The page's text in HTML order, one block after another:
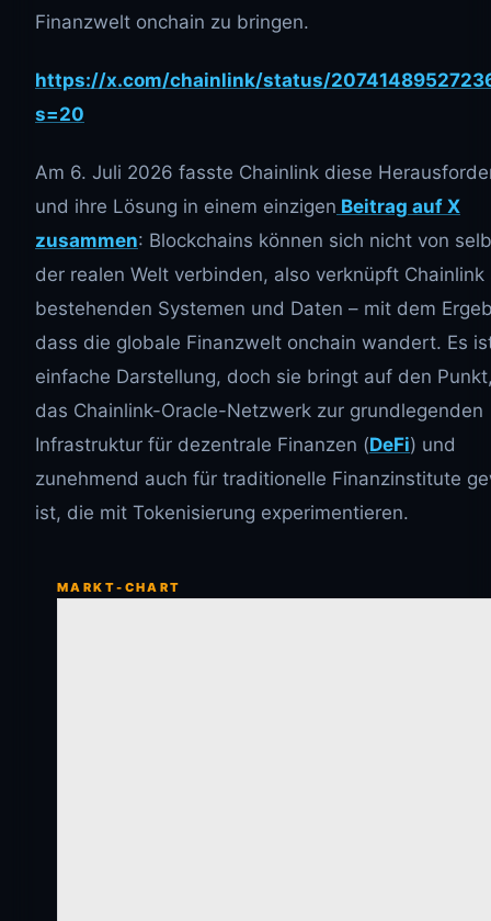
Finanzwelt onchain zu bringen.
https://x.com/chainlink/status/
s=20
Am 6. Juli 2026 fasste Chainlink diese
und ihre Lösung in einem einzigen Beitrag auf X
zusammen: Blockchains können sich nicht von
der realen Welt verbinden, also verknüpft Chainlink
bestehenden Systemen und Daten – mit dem
dass die globale Finanzwelt onchain wandert. Es
einfache Darstellung, doch sie bringt auf den
das Chainlink-Oracle-Netzwerk zur grundlegenden
Infrastruktur für dezentrale Finanzen (DeFi) und
zunehmend auch für traditionelle Finanzinstitute
ist, die mit Tokenisierung experimentieren.
MARKT-CHART